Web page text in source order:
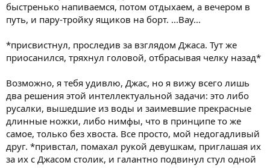
быстренько напиваемся, потом отдыхаем, а вечером в
путь, и пару-тройку ящиков на борт. ...Вау...
*присвистнул, проследив за взглядом Джаса. Тут же
приосанился, тряхнул головой, отбрасывая челку назад*
Возможно, я тебя удивлю, Джас, но я вижу всего лишь
два решения этой интеллектуальной задачи: это либо
русалки, вышедшие из воды и заимевшие прекрасные
длинные ножки, либо нимфы, что в принципе то же
самое, только без хвоста. Все просто, мой недогадливый
друг. *привстал, помахал рукой девушкам, приглашая их
за их с Джасом столик, и галантно подвинул стул одной